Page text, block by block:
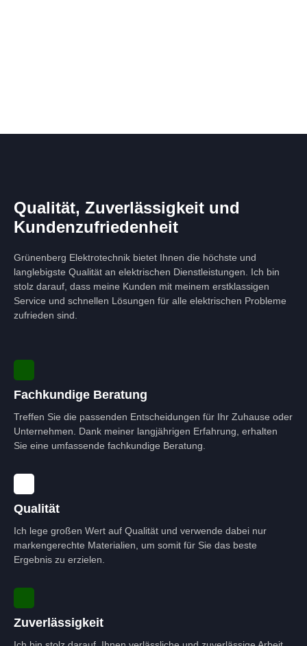
Qualität, Zuverlässigkeit und
Kundenzufriedenheit
Grünenberg Elektrotechnik bietet Ihnen die höchste und
langlebigste Qualität an elektrischen Dienstleistungen. Ich bin
stolz darauf, dass meine Kunden mit meinem erstklassigen
Service und schnellen Lösungen für alle elektrischen Probleme
zufrieden sind.
Fachkundige Beratung
Treffen Sie die passenden Entscheidungen für Ihr Zuhause oder
Unternehmen. Dank meiner langjährigen Erfahrung, erhalten
Sie eine umfassende fachkundige Beratung.
Qualität
Ich lege großen Wert auf Qualität und verwende dabei nur
markengerechte Materialien, um somit für Sie das beste
Ergebnis zu erzielen.
Zuverlässigkeit